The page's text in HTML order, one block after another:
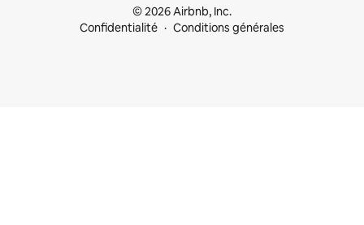
© 2026 Airbnb, Inc.
Confidentialité
Conditions générales